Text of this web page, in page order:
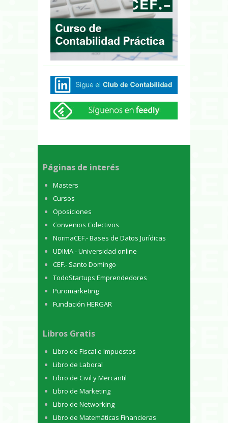
Páginas de interés
Masters
Cursos
Oposiciones
Convenios Colectivos
NormaCEF.- Bases de Datos Jurídicas
UDIMA - Universidad online
CEF.- Santo Domingo
TodoStartups Emprendedores
Puromarketing
Fundación HERGAR
Libros Gratis
Libro de Fiscal e Impuestos
Libro de Laboral
Libro de Civil y Mercantil
Libro de Marketing
Libro de Networking
Libro de Matemáticas Financieras